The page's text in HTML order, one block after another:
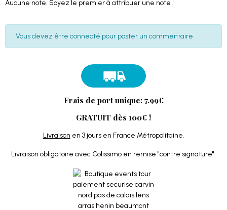
Aucune note. Soyez le premier à attribuer une note !
Vous devez être connecté pour poster un commentaire
Frais de port unique: 7.99€
GRATUIT dès 100€ !
Livraison en 3 jours en France Métropolitaine.
Livraison obligatoire avec Colissimo en remise "contre signature".